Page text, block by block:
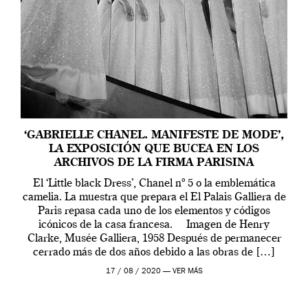
‘GABRIELLE CHANEL. MANIFESTE DE MODE’,
LA EXPOSICIÓN QUE BUCEA EN LOS
ARCHIVOS DE LA FIRMA PARISINA
El ‘Little black Dress’, Chanel nº 5 o la emblemática
camelia. La muestra que prepara el El Palais Galliera de
Paris repasa cada uno de los elementos y códigos
icónicos de la casa francesa. Imagen de Henry
Clarke, Musée Galliera, 1958 Después de permanecer
cerrado más de dos años debido a las obras de […]
17 / 08 / 2020 — VER MÁS